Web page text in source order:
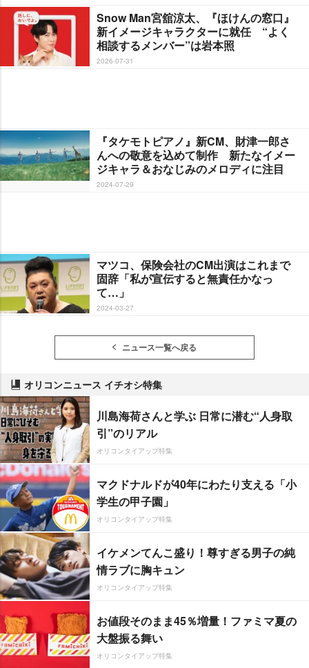
Snow Man宮舘涼太、『ほけんの窓口』
新イメージキャラクターに就任 “よく
相談するメンバー”は岩本照
2026-07-31
『タケモトピアノ』新CM、財津一郎さ
んへの敬意を込めて制作 新たなイメー
ジキャラ＆おなじみのメロディに注目
2024-07-29
マツコ、保険会社のCM出演はこれまで
固辞「私が宣伝すると無責任かなっ
て…」
2024-03-27
ニュース一覧へ戻る
オリコンニュース イチオシ特集
川島海荷さんと学ぶ 日常に潜む“人身取
引”のリアル
オリコンタイアップ特集
マクドナルドが40年にわたり支える「小
学生の甲子園」
オリコンタイアップ特集
イケメンてんこ盛り！尊すぎる男子の純
情ラブに胸キュン
オリコンタイアップ特集
お値段そのまま45％増量！ファミマ夏の
大盤振る舞い
オリコンタイアップ特集